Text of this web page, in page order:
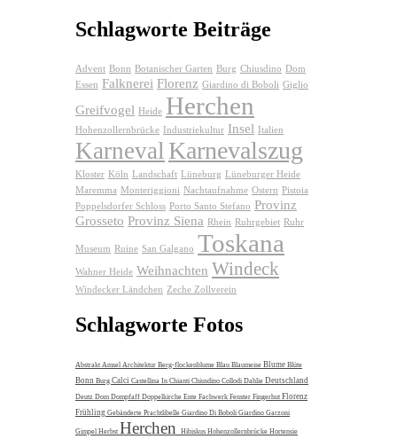
Schlagworte Beiträge
Advent Bonn Botanischer Garten Burg Chiusdino Dom
Essen Falknerei Florenz Giardino di Boboli Giglio
Greifvogel Heide Herchen
Hohenzollernbrücke Industriekultur Insel Italien
Karneval Karnevalszug
Kloster Köln Landschaft Lüneburg Lüneburger Heide
Maremma Monteriggioni Nachtaufnahme Ostern Pistoia
Poppelsdorfer Schloss Porto Santo Stefano Provinz
Grosseto Provinz Siena Rhein Ruhrgebiet Ruhr
Museum Ruine San Galgano Toskana
Wahner Heide Weihnachten Windeck
Windecker Ländchen Zeche Zollverein
Schlagworte Fotos
Abstrakt Amsel Architektur Berg-flockenblume Blau Blaumeise Blume Blüte
Bonn Burg Calci Castellina In Chianti Chiusdino Collodi Dahlie Deutschland
Deutz Dom Dompfaff Doppelkirche Ente Fachwerk Fenster Fingerhut Florenz
Frühling Gebänderte Prachtlibelle Giardino Di Boboli Giardino Garzoni
Gimpel Herbst Herchen Hibiskus Hohenzollernbrücke Hortensie